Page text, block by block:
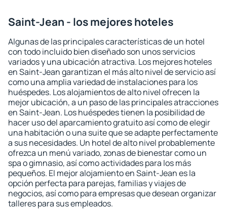
Saint-Jean - los mejores hoteles
Algunas de las principales características de un hotel
con todo incluido bien diseñado son unos servicios
variados y una ubicación atractiva. Los mejores hoteles
en Saint-Jean garantizan el más alto nivel de servicio así
como una amplia variedad de instalaciones para los
huéspedes. Los alojamientos de alto nivel ofrecen la
mejor ubicación, a un paso de las principales atracciones
en Saint-Jean. Los huéspedes tienen la posibilidad de
hacer uso del aparcamiento gratuito así como de elegir
una habitación o una suite que se adapte perfectamente
a sus necesidades. Un hotel de alto nivel probablemente
ofrezca un menú variado, zonas de bienestar como un
spa o gimnasio, así como actividades para los más
pequeños. El mejor alojamiento en Saint-Jean es la
opción perfecta para parejas, familias y viajes de
negocios, así como para empresas que desean organizar
talleres para sus empleados.